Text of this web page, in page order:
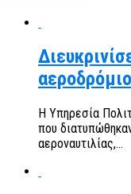
Η Υπηρεσία
που
αεροναυτιλίας,...